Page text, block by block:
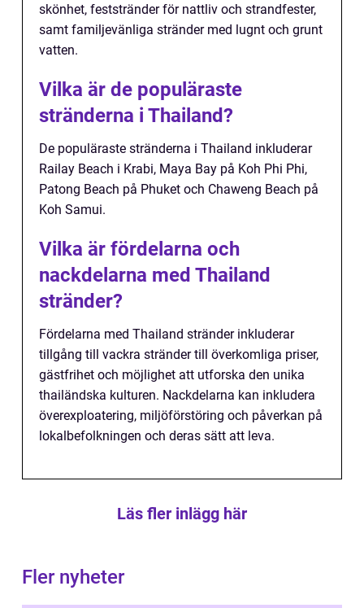
skönhet, feststränder för nattliv och strandfester,
samt familjevänliga stränder med lugnt och grunt
vatten.
Vilka är de populäraste
stränderna i Thailand?
De populäraste stränderna i Thailand inkluderar
Railay Beach i Krabi, Maya Bay på Koh Phi Phi,
Patong Beach på Phuket och Chaweng Beach på
Koh Samui.
Vilka är fördelarna och
nackdelarna med Thailand
stränder?
Fördelarna med Thailand stränder inkluderar
tillgång till vackra stränder till överkomliga priser,
gästfrihet och möjlighet att utforska den unika
thailändska kulturen. Nackdelarna kan inkludera
överexploatering, miljöförstöring och påverkan på
lokalbefolkningen och deras sätt att leva.
Läs fler inlägg här
Fler nyheter